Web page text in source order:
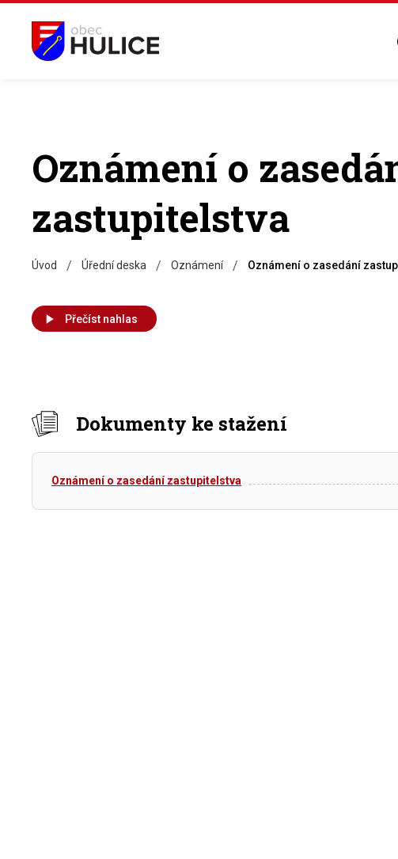
Oznámení o
zastupitelstva
Úvod / Úřední deska / Oznámení / Oznámení o zasedání
Přečíst nahlas
Dokumenty ke stažení
Oznámení o zasedání zastupitelstva